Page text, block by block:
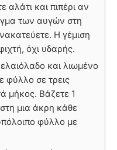
αλάτι και πιπέρι αν
των αυγών στη
Η γέμιση
όχι υδαρής.
και λιωμένο
φύλλο σε τρεις
μήκος. Βάζετε 1
μια άκρη κάθε
φύλλο με